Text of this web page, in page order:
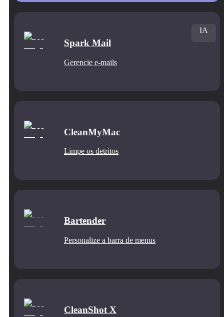
Spark Mail
Gerencie e‑mails
IA
CleanMyMac
Limpe os detritos
Bartender
Personalize a barra de menus
CleanShot X